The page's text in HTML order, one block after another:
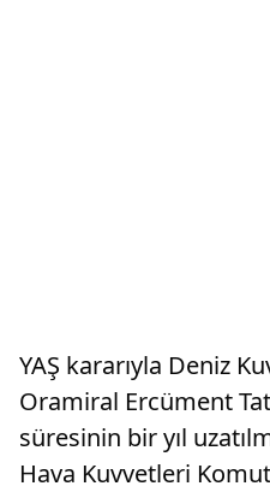
YAŞ kararıyla Deniz
Oramiral Ercüment
süresinin bir yıl
Hava Kuvvetleri